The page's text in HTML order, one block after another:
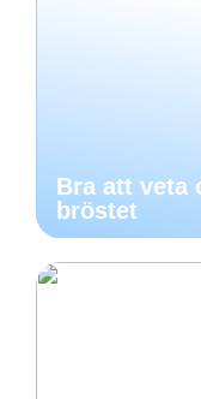
Bra att veta
bröstet